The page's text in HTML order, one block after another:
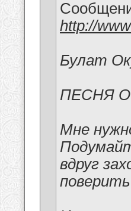
http://
Булат
ПЕСНЯ
Мне
вдруг